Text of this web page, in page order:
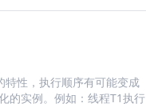
性，执行顺序有可能变成
的实例。例如：线程T1执行